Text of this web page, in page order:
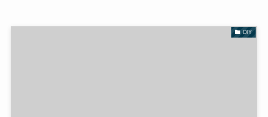
DIY